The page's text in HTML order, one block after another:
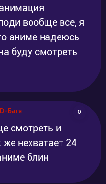
вообще все, я
аниме надеюсь
буду смотреть
Батя 0
смотреть и
же нехватает 24
блин